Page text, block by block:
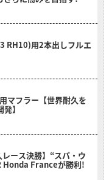
RH10)用2本出しフルエ
マフラー【世界耐久を
】
レース決勝】“スパ・ウ
Honda Franceが勝利!